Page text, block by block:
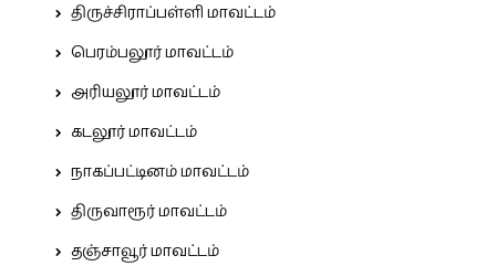
திருச்சிராப்பள்ளி மாவட்டம்
பெரம்பலூர் மாவட்டம்
அரியலூர் மாவட்டம்
கடலூர் மாவட்டம்
நாகப்பட்டினம் மாவட்டம்
திருவாரூர் மாவட்டம்
தஞ்சாவூர் மாவட்டம்